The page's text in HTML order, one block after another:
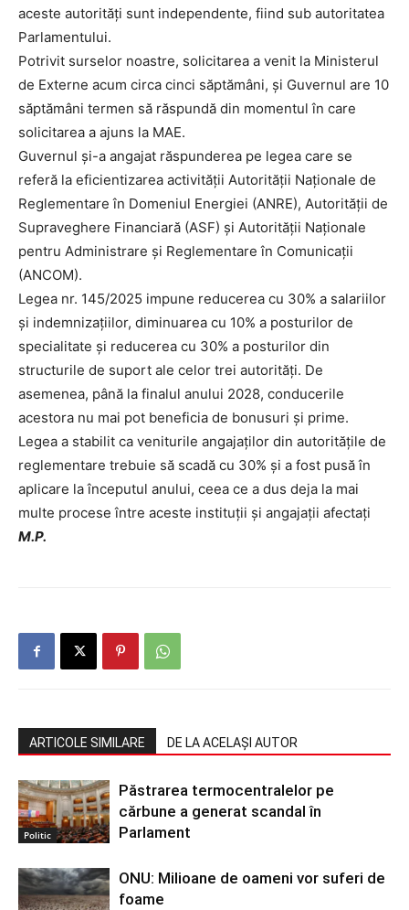
aceste autorități sunt independente, fiind sub autoritatea
Parlamentului.
Potrivit surselor noastre, solicitarea a venit la Ministerul
de Externe acum circa cinci săptămâni, și Guvernul are 10
săptămâni termen să răspundă din momentul în care
solicitarea a ajuns la MAE.
Guvernul și-a angajat răspunderea pe legea care se
referă la eficientizarea activității Autorității Naționale de
Reglementare în Domeniul Energiei (ANRE), Autorității de
Supraveghere Financiară (ASF) și Autorității Naționale
pentru Administrare și Reglementare în Comunicații
(ANCOM).
Legea nr. 145/2025 impune reducerea cu 30% a salariilor
și indemnizațiilor, diminuarea cu 10% a posturilor de
specialitate și reducerea cu 30% a posturilor din
structurile de suport ale celor trei autorități. De
asemenea, până la finalul anului 2028, conducerile
acestora nu mai pot beneficia de bonusuri și prime.
Legea a stabilit ca veniturile angajaților din autoritățile de
reglementare trebuie să scadă cu 30% și a fost pusă în
aplicare la începutul anului, ceea ce a dus deja la mai
multe procese între aceste instituții și angajații afectați
M.P.
ARTICOLE SIMILARE DE LA ACELAȘI AUTOR
Politic
Păstrarea termocentralelor pe
cărbune a generat scandal în
Parlament
ONU: Milioane de oameni vor suferi de
foame